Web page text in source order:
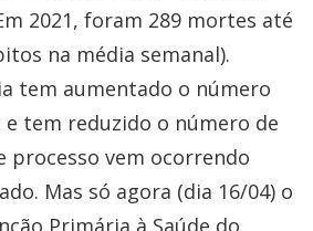
2021, foram 289 mortes até
na média semanal).
tem aumentado o número
e tem reduzido o número de
processo vem ocorrendo
Mas só agora (dia 16/04) o
Primária à Saúde do